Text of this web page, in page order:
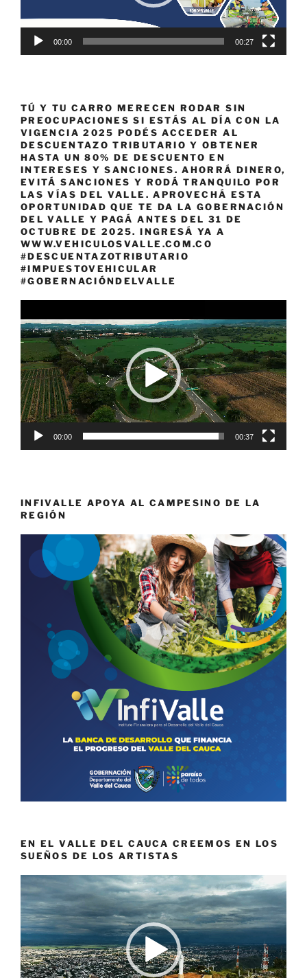
00:00 00:27
TÚ Y TU CARRO MERECEN RODAR SIN
PREOCUPACIONES SI ESTÁS AL DÍA CON LA
VIGENCIA 2025 PODÉS ACCEDER AL
DESCUENTAZO TRIBUTARIO Y OBTENER
HASTA UN 80% DE DESCUENTO EN
INTERESES Y SANCIONES. AHORRÁ DINERO,
EVITÁ SANCIONES Y RODÁ TRANQUILO POR
LAS VÍAS DEL VALLE. APROVECHÁ ESTA
OPORTUNIDAD QUE TE DA LA GOBERNACIÓN
DEL VALLE Y PAGÁ ANTES DEL 31 DE
OCTUBRE DE 2025. INGRESÁ YA A
WWW.VEHICULOSVALLE.COM.CO
#DESCUENTAZOTRIBUTARIO
#IMPUESTOVEHICULAR
#GOBERNACIÓNDELVALLE
de
vídeo
00:00 00:37
INFIVALLE APOYA AL CAMPESINO DE LA
REGIÓN
EN EL VALLE DEL CAUCA CREEMOS EN LOS
SUEÑOS DE LOS ARTISTAS
Reproductor
de
vídeo